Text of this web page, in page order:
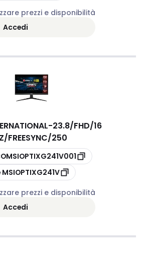
prezzi e disponibilità
Accedi
-23.8/FHD/16
FREESYNC/250
MSIOPTIXG241V
prezzi e disponibilità
Accedi